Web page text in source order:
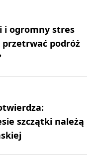
i ogromny stres
przetrwać podróż
szczątki należą